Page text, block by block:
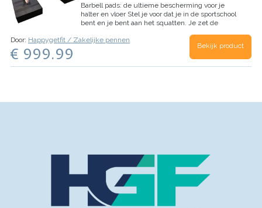
Barbell pads: de ultieme bescherming voor je
halter en vloer Stel je voor dat je in de sportschool
bent en je bent aan het squatten. Je zet de
hard geluid en trilt de vloer. Dit kan vervelend
Door: Happygetfit / Zakelijke pennen
€ 999.99 Bekijk product